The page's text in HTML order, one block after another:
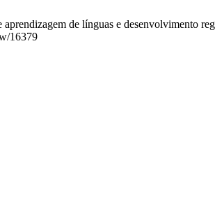
de línguas e desenvolvimento
16379